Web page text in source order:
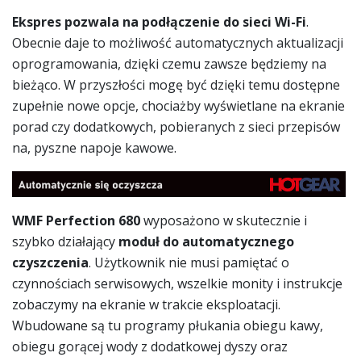
Ekspres pozwala na podłączenie do sieci Wi-Fi.
Obecnie daje to możliwość automatycznych aktualizacji
oprogramowania, dzięki czemu zawsze będziemy na
bieżąco. W przyszłości mogę być dzięki temu dostępne
zupełnie nowe opcje, chociażby wyświetlane na ekranie
porad czy dodatkowych, pobieranych z sieci przepisów
na, pyszne napoje kawowe.
WMF Perfection 680wyposażono w skutecznie i
szybko działający moduł do automatycznego
czyszczenia. Użytkownik nie musi pamiętać o
czynnościach serwisowych, wszelkie monity i instrukcje
zobaczymy na ekranie w trakcie eksploatacji.
Wbudowane są tu programy płukania obiegu kawy,
obiegu gorącej wody z dodatkowej dyszy oraz